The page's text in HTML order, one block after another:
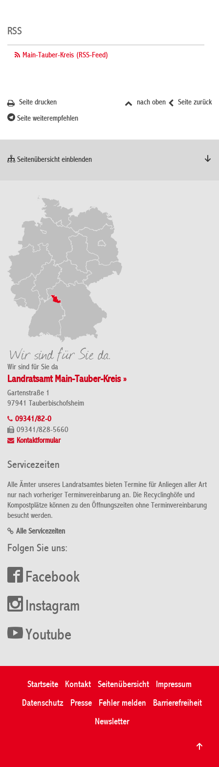
RSS
Main-Tauber-Kreis (RSS-Feed)
Seite zurück
nach oben
Seite drucken
Seite weiterempfehlen
Seitenübersicht einblenden
Wir sind für Sie da
Landratsamt Main-Tauber-Kreis »
Gartenstraße 1
97941 Tauberbischofsheim
09341/82-0
09341/828-5660
Kontaktformular
Servicezeiten
Alle Ämter unseres Landratsamtes bieten Termine für Anliegen aller Art
nur nach vorheriger Terminvereinbarung an. Die Recyclinghöfe und
Kompostplätze können zu den Öffnungszeiten ohne Terminvereinbarung
besucht werden.
Alle Servicezeiten
Folgen Sie uns:
Facebook
Instagram
Youtube
Startseite Kontakt Seitenübersicht
Impressum
Datenschutz
Presse Fehler melden
Barrierefreiheit
Newsletter